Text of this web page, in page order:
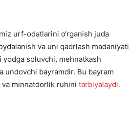
urf-odatlarini o‘rganish juda
va uni qadrlash madaniyati
yodga soluvchi, mehnatkash
undovchi bayramdir. Bu bayram
minnatdorlik ruhini tarbiyalaydi.